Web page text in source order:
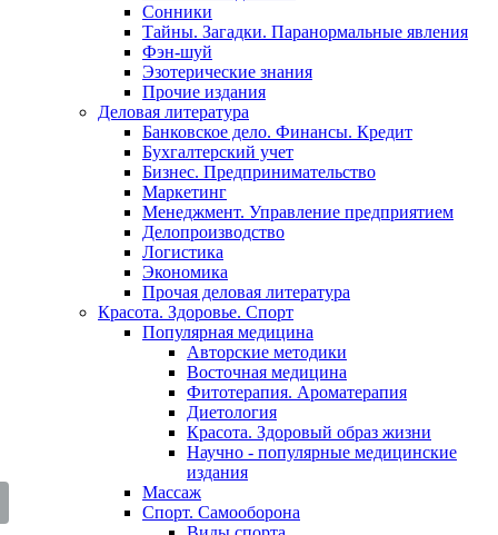
Сонники
Тайны. Загадки. Паранормальные явления
Фэн-шуй
Эзотерические знания
Прочие издания
Деловая литература
Банковское дело. Финансы. Кредит
Бухгалтерский учет
Бизнес. Предпринимательство
Маркетинг
Менеджмент. Управление предприятием
Делопроизводство
Логистика
Экономика
Прочая деловая литература
Красота. Здоровье. Спорт
Популярная медицина
Авторские методики
Восточная медицина
Фитотерапия. Ароматерапия
Диетология
Красота. Здоровый образ жизни
Научно - популярные медицинские
издания
Массаж
Спорт. Самооборона